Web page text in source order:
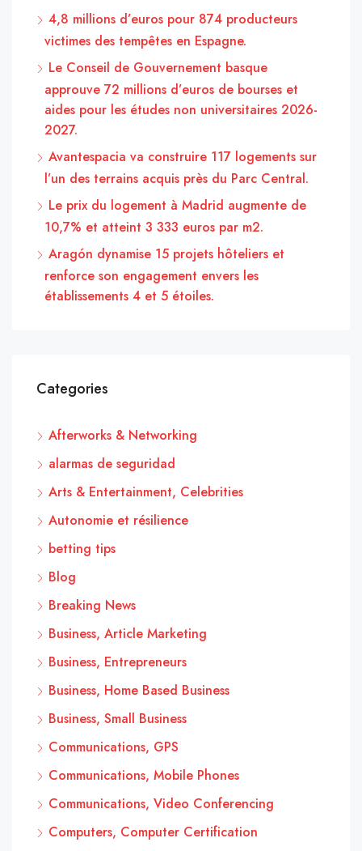
4,8 millions d’euros pour 874 producteurs
victimes des tempêtes en Espagne.
Le Conseil de Gouvernement basque
approuve 72 millions d’euros de bourses et
aides pour les études non universitaires 2026-
2027.
Avantespacia va construire 117 logements sur
l’un des terrains acquis près du Parc Central.
Le prix du logement à Madrid augmente de
10,7% et atteint 3 333 euros par m2.
Aragón dynamise 15 projets hôteliers et
renforce son engagement envers les
établissements 4 et 5 étoiles.
Categories
Afterworks & Networking
alarmas de seguridad
Arts & Entertainment, Celebrities
Autonomie et résilience
betting tips
Blog
Breaking News
Business, Article Marketing
Business, Entrepreneurs
Business, Home Based Business
Business, Small Business
Communications, GPS
Communications, Mobile Phones
Communications, Video Conferencing
Computers, Computer Certification